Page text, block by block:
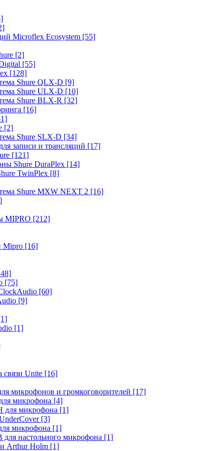
Microflex Ecosystem [55]
[2]
[55]
[128]
Shure QLX-D [9]
Shure ULX-D [10]
Shure BLX-R [32]
[16]
[2]
Shure SLX-D [34]
записи и трансляций [17]
[121]
Shure DuraPlex [14]
TwinPlex [8]
Shure MXW NEXT 2 [16]
MIPRO [212]
Mipro [16]
[75]
[60]
[9]
[1]
связи Unite [16]
микрофонов и громкоговорителей [17]
микрофона [4]
для микрофона [1]
[3]
микрофона [1]
настольного микрофона [1]
Arthur Holm [1]